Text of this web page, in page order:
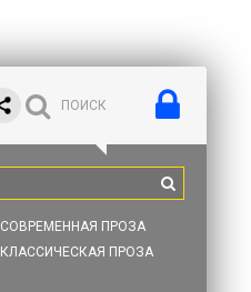
СОВРЕМЕННАЯ ПРОЗА
КЛАССИЧЕСКАЯ ПРОЗА